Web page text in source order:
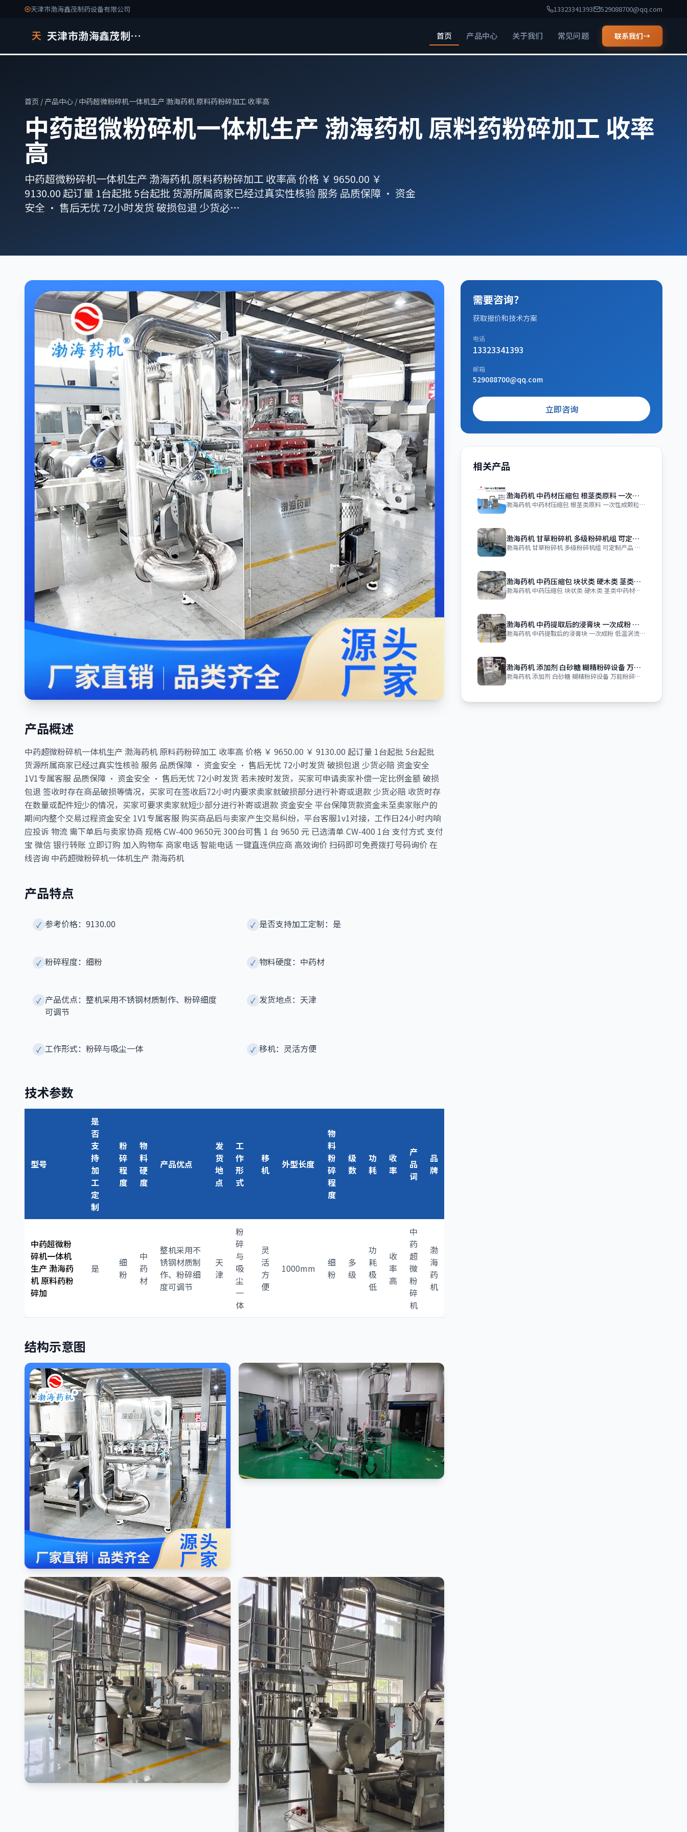
天津市渤海鑫茂制药设备有限公司 13323341393 529088700@qq.com
天 天津市渤海鑫茂制药设备有限公司 首页 产品中心 关于我们 常见问题 联系我们→
首页 / 产品中心 / 中药超微粉碎机一体机生产 渤海药机 原料药粉碎加工 收率高
中药超微粉碎机一体机生产 渤海药机 原料药粉碎加工 收率
高
中药超微粉碎机一体机生产 渤海药机 原料药粉碎加工 收率高 价格 ￥ 9650.00 ￥
9130.00 起订量 1台起批 5台起批 货源所属商家已经过真实性核验 服务 品质保障 · 资金
安全 · 售后无忧 72小时发货 破损包退 少货必…
产品概述
中药超微粉碎机一体机生产 渤海药机 原料药粉碎加工 收率高 价格 ￥ 9650.00 ￥ 9130.00 起订量 1台起批 5台起批
货源所属商家已经过真实性核验 服务 品质保障 · 资金安全 · 售后无忧 72小时发货 破损包退 少货必赔 资金安全
1V1专属客服 品质保障 · 资金安全 · 售后无忧 72小时发货 若未按时发货，买家可申请卖家补偿一定比例金额 破损
包退 签收时存在商品破损等情况，买家可在签收后72小时内要求卖家就破损部分进行补寄或退款 少货必赔 收货时存
在数量或配件短少的情况，买家可要求卖家就短少部分进行补寄或退款 资金安全 平台保障货款资金未至卖家账户的
期间内整个交易过程资金安全 1V1专属客服 购买商品后与卖家产生交易纠纷，平台客服1v1对接，工作日24小时内响
应投诉 物流 需下单后与卖家协商 规格 CW-400 9650元 300台可售 1 台 9650 元 已选清单 CW-400 1台 支付方式 支付
宝 微信 银行转账 立即订购 加入购物车 商家电话 智能电话 一键直连供应商 高效询价 扫码即可免费拨打号码询价 在
线咨询 中药超微粉碎机一体机生产 渤海药机
产品特点
✓ 参考价格：9130.00 ✓ 是否支持加工定制：是
✓ 粉碎程度：细粉 ✓ 物料硬度：中药材
✓ 产品优点：整机采用不锈钢材质制作、粉碎细度
可调节
✓ 发货地点：天津
✓ 工作形式：粉碎与吸尘一体 ✓ 移机：灵活方便
技术参数
型号
是
否
支
持
加
工
定
制
粉
碎
程
度
物
料
硬
度
产品优点
发
货
地
点
工
作
形
式
移
机
外型长度
物
料
粉
碎
程
度
级
数
功
耗
收
率
产
品
词
品
牌
中药超微粉
碎机一体机
生产 渤海药
机 原料药粉
碎加
是
细
粉
中
药
材
整机采用不
锈钢材质制
作、粉碎细
度可调节
天
津
粉
碎
与
吸
尘
一
体
灵
活
方
便
1000mm
细
粉
多
级
功
耗
极
低
收
率
高
中
药
超
微
粉
碎
机
渤
海
药
机
结构示意图
需要咨询？
获取报价和技术方案
电话
13323341393
邮箱
529088700@qq.com
立即咨询
相关产品
渤海药机 中药材压缩包 根茎类原料 一次性成颗粒 颗粒均匀 不锈钢材质
渤海药机 中药材压缩包 根茎类原料 一次性成颗粒 颗粒均匀 不锈钢材质 价格 ￥
渤海药机 甘草粉碎机 多级粉碎机组 可定制产品
渤海药机 甘草粉碎机 多级粉碎机组 可定制产品 价格 ￥ 1.20万 起订量 1
渤海药机 中药压缩包 块状类 硬木类 茎类中药材切碎机 切断机 可定制
渤海药机 中药压缩包 块状类 硬木类 茎类中药材切碎机 切断机 可定制 价格 ￥
渤海药机 中药提取后的浸膏块 一次成粉 低温涡流粉碎机组 不锈钢
渤海药机 中药提取后的浸膏块 一次成粉 低温涡流粉碎机组 不锈钢 价格 ￥ 2.
渤海药机 添加剂 白砂糖 糊精粉碎设备 万能粉碎机 不锈钢材质 可定制
渤海药机 添加剂 白砂糖 糊精粉碎设备 万能粉碎机 不锈钢材质 可定制 价格 ￥